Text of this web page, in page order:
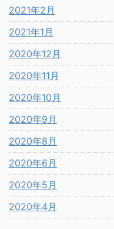
2021年2月
2021年1月
2020年12月
2020年11月
2020年10月
2020年9月
2020年8月
2020年6月
2020年5月
2020年4月